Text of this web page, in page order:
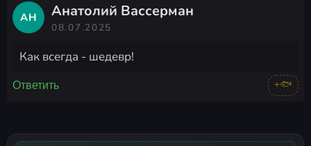
АН Анатолий Вассерман
08.07.2025
Как всегда - шедевр!
Ответить +🐟